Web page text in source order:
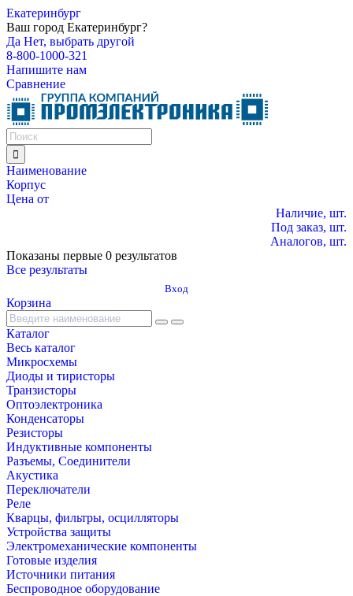
Екатеринбург
Ваш город Екатеринбург?
Да Нет, выбрать другой
8-800-1000-321
Напишите нам
Сравнение
Наименование
Корпус
Цена от
Наличие, шт.
Под заказ, шт.
Аналогов, шт.
Показаны первые 0 результатов
Все результаты
Вход
Корзина
Каталог
Весь каталог
Микросхемы
Диоды и тиристоры
Транзисторы
Оптоэлектроника
Конденсаторы
Резисторы
Индуктивные компоненты
Разъемы, Соединители
Акустика
Переключатели
Реле
Кварцы, фильтры, осцилляторы
Устройства защиты
Электромеханические компоненты
Готовые изделия
Источники питания
Беспроводное оборудование